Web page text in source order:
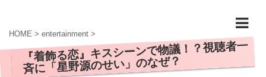
HOME > entertainment >
『着飾る恋』キスシーンで物議！？視聴者一
斉に「星野源のせい」のなぜ？